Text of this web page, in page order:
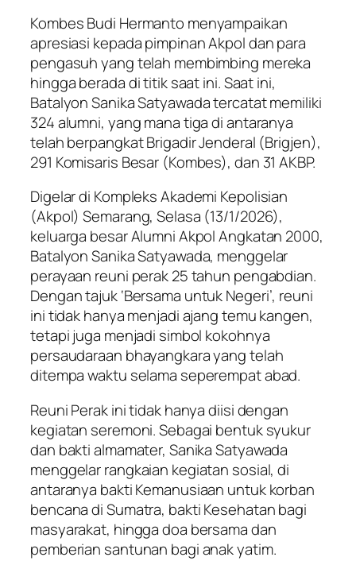
Kombes Budi Hermanto menyampaikan
apresiasi kepada pimpinan Akpol dan para
pengasuh yang telah membimbing mereka
hingga berada di titik saat ini. Saat ini,
Batalyon Sanika Satyawada tercatat memiliki
324 alumni, yang mana tiga di antaranya
telah berpangkat Brigadir Jenderal (Brigjen),
291 Komisaris Besar (Kombes), dan 31 AKBP.
Digelar di Kompleks Akademi Kepolisian
(Akpol) Semarang, Selasa (13/1/2026),
keluarga besar Alumni Akpol Angkatan 2000,
Batalyon Sanika Satyawada, menggelar
perayaan reuni perak 25 tahun pengabdian.
Dengan tajuk ‘Bersama untuk Negeri’, reuni
ini tidak hanya menjadi ajang temu kangen,
tetapi juga menjadi simbol kokohnya
persaudaraan bhayangkara yang telah
ditempa waktu selama seperempat abad.
Reuni Perak ini tidak hanya diisi dengan
kegiatan seremoni. Sebagai bentuk syukur
dan bakti almamater, Sanika Satyawada
menggelar rangkaian kegiatan sosial, di
antaranya bakti Kemanusiaan untuk korban
bencana di Sumatra, bakti Kesehatan bagi
masyarakat, hingga doa bersama dan
pemberian santunan bagi anak yatim.